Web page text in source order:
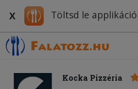
X Töltsd le
Kocka Pizzéria